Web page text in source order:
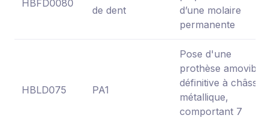
HBFD0080
de dent
d’une molaire
permanente
HBLD075 PA1
Pose d'une
prothèse amovible
définitive à châssis
métallique,
comportant 7